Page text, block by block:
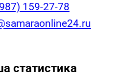
159-27-78
статистика